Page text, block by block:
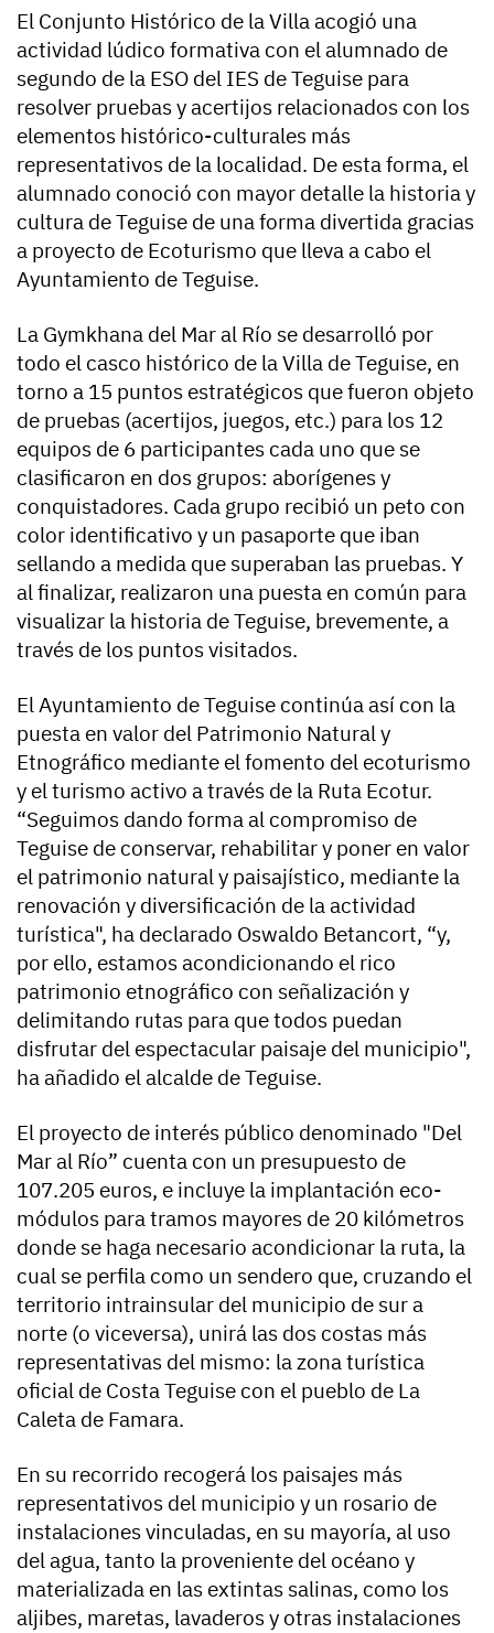
El Conjunto Histórico de la Villa acogió una
actividad lúdico formativa con el alumnado de
segundo de la ESO del IES de Teguise para
resolver pruebas y acertijos relacionados con los
elementos histórico-culturales más
representativos de la localidad. De esta forma, el
alumnado conoció con mayor detalle la historia y
cultura de Teguise de una forma divertida gracias
a proyecto de Ecoturismo que lleva a cabo el
Ayuntamiento de Teguise.
La Gymkhana del Mar al Río se desarrolló por
todo el casco histórico de la Villa de Teguise, en
torno a 15 puntos estratégicos que fueron objeto
de pruebas (acertijos, juegos, etc.) para los 12
equipos de 6 participantes cada uno que se
clasificaron en dos grupos: aborígenes y
conquistadores. Cada grupo recibió un peto con
color identificativo y un pasaporte que iban
sellando a medida que superaban las pruebas. Y
al finalizar, realizaron una puesta en común para
visualizar la historia de Teguise, brevemente, a
través de los puntos visitados.
El Ayuntamiento de Teguise continúa así con la
puesta en valor del Patrimonio Natural y
Etnográfico mediante el fomento del ecoturismo
y el turismo activo a través de la Ruta Ecotur.
“Seguimos dando forma al compromiso de
Teguise de conservar, rehabilitar y poner en valor
el patrimonio natural y paisajístico, mediante la
renovación y diversificación de la actividad
turística", ha declarado Oswaldo Betancort, “y,
por ello, estamos acondicionando el rico
patrimonio etnográfico con señalización y
delimitando rutas para que todos puedan
disfrutar del espectacular paisaje del municipio",
ha añadido el alcalde de Teguise.
El proyecto de interés público denominado "Del
Mar al Río” cuenta con un presupuesto de
107.205 euros, e incluye la implantación eco-
módulos para tramos mayores de 20 kilómetros
donde se haga necesario acondicionar la ruta, la
cual se perfila como un sendero que, cruzando el
territorio intrainsular del municipio de sur a
norte (o viceversa), unirá las dos costas más
representativas del mismo: la zona turística
oficial de Costa Teguise con el pueblo de La
Caleta de Famara.
En su recorrido recogerá los paisajes más
representativos del municipio y un rosario de
instalaciones vinculadas, en su mayoría, al uso
del agua, tanto la proveniente del océano y
materializada en las extintas salinas, como los
aljibes, maretas, lavaderos y otras instalaciones